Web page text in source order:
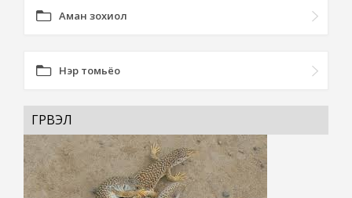
Аман зохиол
Нэр томьёо
ГҮРВЭЛ